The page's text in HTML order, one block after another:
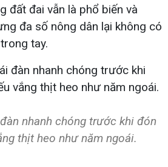
đất đai vẫn là phổ biến và
đa số nông dân lại không có
tay.
nhanh chóng trước khi đón
thịt heo như năm ngoái.